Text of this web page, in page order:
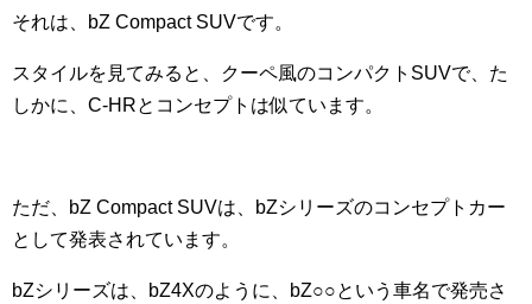
それは、bZ Compact SUVです。
スタイルを見てみると、クーペ風のコンパクトSUVで、た
しかに、C-HRとコンセプトは似ています。
ただ、bZ Compact SUVは、bZシリーズのコンセプトカー
として発表されています。
bZシリーズは、bZ4Xのように、bZ○○という車名で発売さ